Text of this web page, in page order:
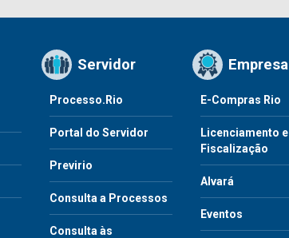
Servidor
Processo.Rio
Portal do Servidor
Previrio
Consulta a Processos
Consulta às
Empresa
E-Compras Rio
Licenciamento e
Fiscalização
Alvará
Eventos